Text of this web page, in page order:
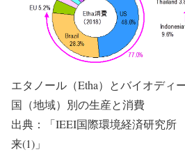
エタノール（Etha）とバイオディ
国（地域）別の生産と消費
出典：「IEEI国際環境経済研究
来(1)」